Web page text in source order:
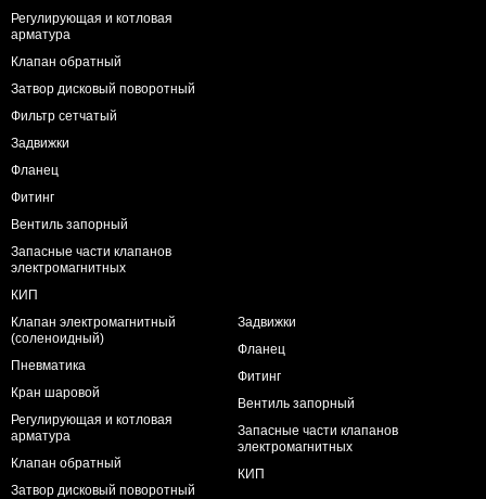
Регулирующая и котловая
арматура
Клапан обратный
Затвор дисковый поворотный
Фильтр сетчатый
Задвижки
Фланец
Фитинг
Вентиль запорный
Запасные части клапанов
электромагнитных
КИП
Клапан электромагнитный
(соленоидный)
Пневматика
Кран шаровой
Регулирующая и котловая
арматура
Клапан обратный
Затвор дисковый поворотный
Задвижки
Фланец
Фитинг
Вентиль запорный
Запасные части клапанов
электромагнитных
КИП